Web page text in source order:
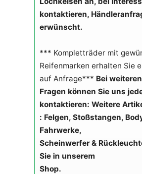
kontaktieren,
erwünscht.
*** Kompletträder mit
Reifenmarken erhalten Sie
auf Anfrage*** Bei weiteren
Fragen können Sie uns
kontaktieren: Weitere
: Felgen, Stoßstangen,
Fahrwerke,
Scheinwerfer &
Sie in unserem
Shop.